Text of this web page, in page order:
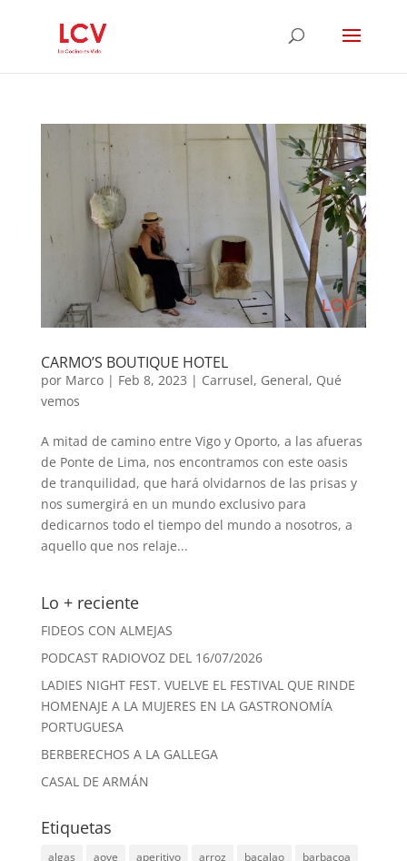
CARMO’S BOUTIQUE HOTEL
por Marco| Feb 8, 2023 | Carrusel, General, Qué
vemos
A mitad de camino entre Vigo y Oporto, a las afueras
de Ponte de Lima, nos encontramos con este oasis
de tranquilidad, que hará olvidarnos de las prisas y
nos sumergirá en un mundo exclusivo para
dedicarnos todo el tiempo del mundo a nosotros, a
aquello que nos relaje...
Lo + reciente
FIDEOS CON ALMEJAS
PODCAST RADIOVOZ DEL 16/07/2026
LADIES NIGHT FEST. VUELVE EL FESTIVAL QUE RINDE
HOMENAJE A LA MUJERES EN LA GASTRONOMÍA
PORTUGUESA
BERBERECHOS A LA GALLEGA
CASAL DE ARMÁN
Etiquetas
algas aove aperitivo arroz bacalao
barbacoa